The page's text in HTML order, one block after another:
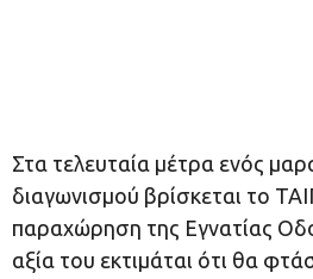
Στα τελευταία μέτρα ενός
διαγωνισμού βρίσκεται το
παραχώρηση της Εγνατίας
αξία του εκτιμάται ότι θα